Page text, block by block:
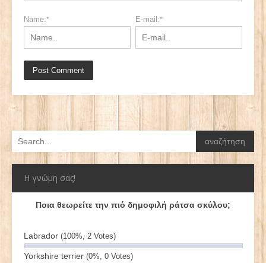
Name:* E-mail:*
Η γνώμη σας!
Ποια θεωρείτε την πιό δημοφιλή ράτσα σκύλου;
Labrador (100%, 2 Votes)
Yorkshire terrier (0%, 0 Votes)